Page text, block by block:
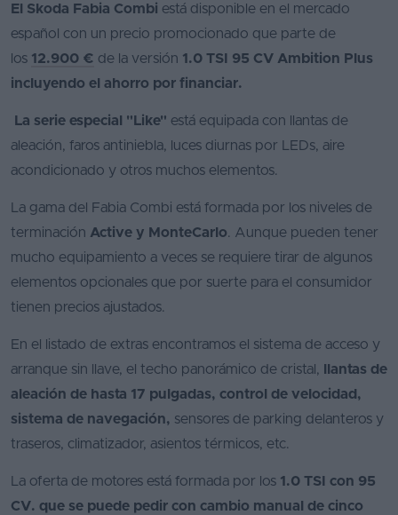
El Skoda Fabia Combi está disponible en el mercado
español con un precio promocionado que parte de
los 12.900 € de la versión 1.0 TSI 95 CV Ambition Plus
incluyendo el ahorro por financiar.
La serie especial "Like" está equipada con llantas de
aleación, faros antiniebla, luces diurnas por LEDs, aire
acondicionado y otros muchos elementos.
La gama del Fabia Combi está formada por los niveles de
terminación Active y MonteCarlo. Aunque pueden tener
mucho equipamiento a veces se requiere tirar de algunos
elementos opcionales que por suerte para el consumidor
tienen precios ajustados.
En el listado de extras encontramos el sistema de acceso y
arranque sin llave, el techo panorámico de cristal,
llantas de
aleación de hasta 17 pulgadas, control de velocidad,
sistema de navegación, sensores de parking delanteros y
traseros, climatizador, asientos térmicos, etc.
La oferta de motores está formada por los 1.0 TSI con 95
CV. que se puede pedir con cambio manual de cinco